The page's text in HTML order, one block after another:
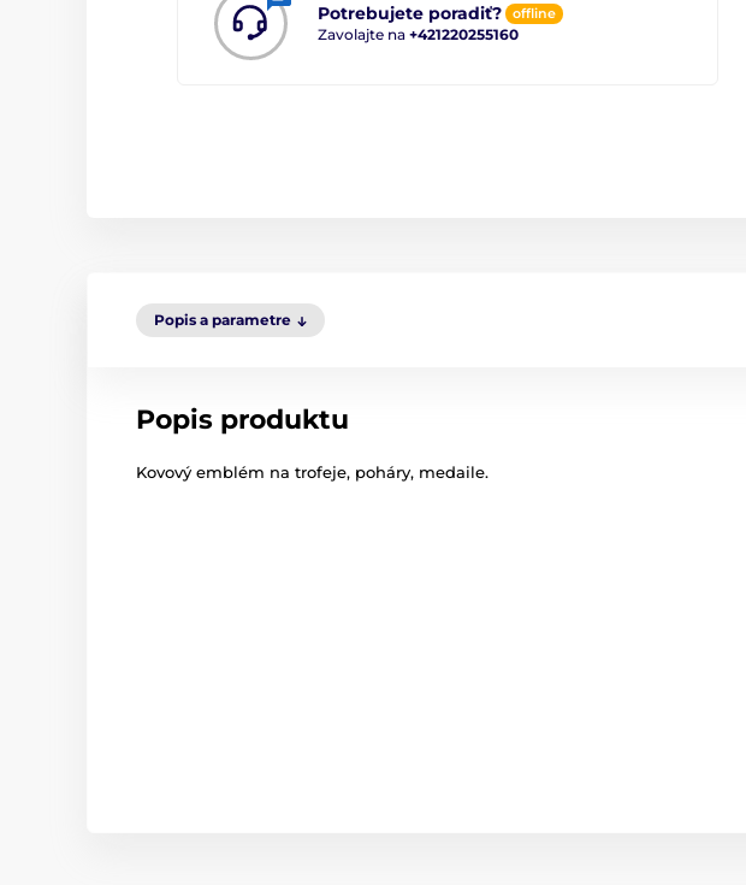
Potrebujete poradiť? offline
Zavolajte na +421220255160
Popis a parametre
Popis produktu
Kovový emblém na trofeje, poháry, medaile.